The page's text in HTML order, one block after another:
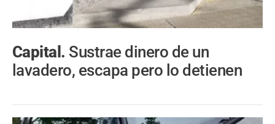
Capital. Sustrae dinero de un
lavadero, escapa pero lo detienen